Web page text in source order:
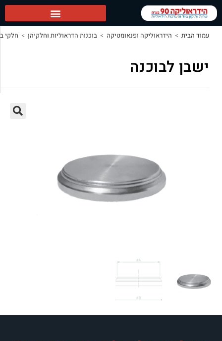
ופנאומטיקה > בוכנות הדראוליות וחלקיהן > חלקי בוכנות להרכבה > ישבן לבוכנה